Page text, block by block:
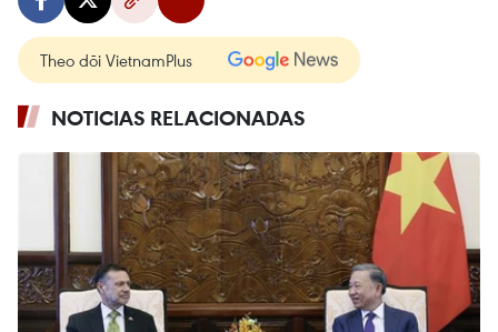
Theo dõi VietnamPlus
NOTICIAS RELACIONADAS